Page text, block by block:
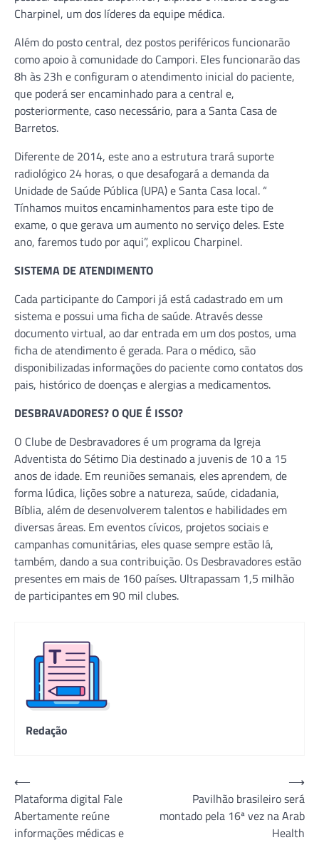
Charpinel, um dos líderes da equipe médica.
Além do posto central, dez postos periféricos funcionarão
como apoio à comunidade do Campori. Eles funcionarão das
8h às 23h e configuram o atendimento inicial do paciente,
que poderá ser encaminhado para a central e,
posteriormente, caso necessário, para a Santa Casa de
Barretos.
Diferente de 2014, este ano a estrutura trará suporte
radiológico 24 horas, o que desafogará a demanda da
Unidade de Saúde Pública (UPA) e Santa Casa local. “
Tínhamos muitos encaminhamentos para este tipo de
exame, o que gerava um aumento no serviço deles. Este
ano, faremos tudo por aqui”, explicou Charpinel.
SISTEMA DE ATENDIMENTO
Cada participante do Campori já está cadastrado em um
sistema e possui uma ficha de saúde. Através desse
documento virtual, ao dar entrada em um dos postos, uma
ficha de atendimento é gerada. Para o médico, são
disponibilizadas informações do paciente como contatos dos
pais, histórico de doenças e alergias a medicamentos.
DESBRAVADORES? O QUE É ISSO?
O Clube de Desbravadores é um programa da Igreja
Adventista do Sétimo Dia destinado a juvenis de 10 a 15
anos de idade. Em reuniões semanais, eles aprendem, de
forma lúdica, lições sobre a natureza, saúde, cidadania,
Bíblia, além de desenvolverem talentos e habilidades em
diversas áreas. Em eventos cívicos, projetos sociais e
campanhas comunitárias, eles quase sempre estão lá,
também, dando a sua contribuição. Os Desbravadores estão
presentes em mais de 160 países. Ultrapassam 1,5 milhão
de participantes em 90 mil clubes.
Redação
Navegação
de
Post
⟵
Plataforma digital Fale
Abertamente reúne
informações médicas e
Pavilhão brasileiro será
montado pela 16ª vez na Arab
Health
⟶